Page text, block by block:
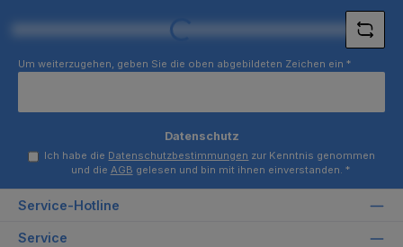
Loading...
Um weiterzugehen, geben Sie die oben abgebildeten Zeichen ein *
Datenschutz
Ich habe die Datenschutzbestimmungen zur Kenntnis genommen
und die AGB gelesen und bin mit ihnen einverstanden. *
Service-Hotline
Service